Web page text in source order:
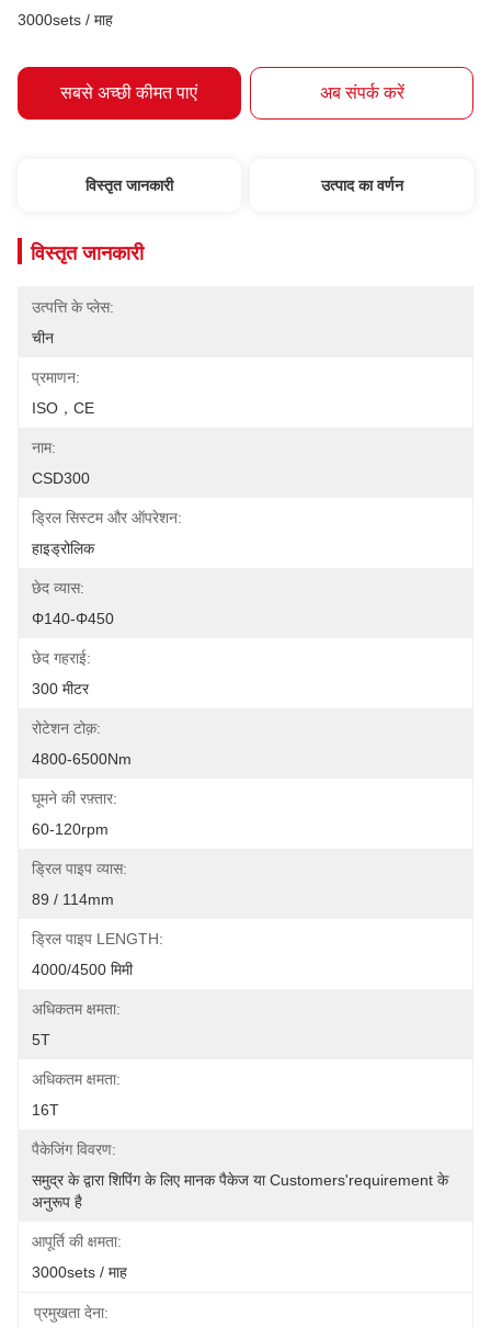
3000sets / माह
सबसे अच्छी कीमत पाएं अब संपर्क करें
विस्तृत जानकारी उत्पाद का वर्णन
विस्तृत जानकारी
उत्पत्ति के प्लेस:
चीन
प्रमाणन:
ISO，CE
नाम:
CSD300
ड्रिल सिस्टम और ऑपरेशन:
हाइड्रोलिक
छेद व्यास:
Φ140-Φ450
छेद गहराई:
300 मीटर
रोटेशन टोक़:
4800-6500Nm
घूमने की रफ़्तार:
60-120rpm
ड्रिल पाइप व्यास:
89 / 114mm
ड्रिल पाइप LENGTH:
4000/4500 मिमी
अधिकतम क्षमता:
5T
अधिकतम क्षमता:
16T
पैकेजिंग विवरण:
समुद्र के द्वारा शिपिंग के लिए मानक पैकेज या Customers'requirement के
अनुरूप है
आपूर्ति की क्षमता:
3000sets / माह
प्रमुखता देना: